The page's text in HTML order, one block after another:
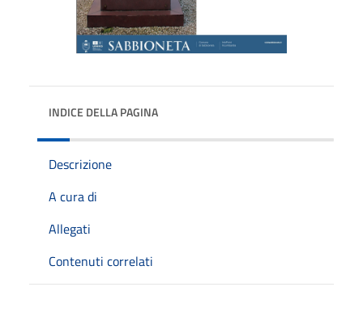
INDICE DELLA PAGINA
Descrizione
A cura di
Allegati
Contenuti correlati